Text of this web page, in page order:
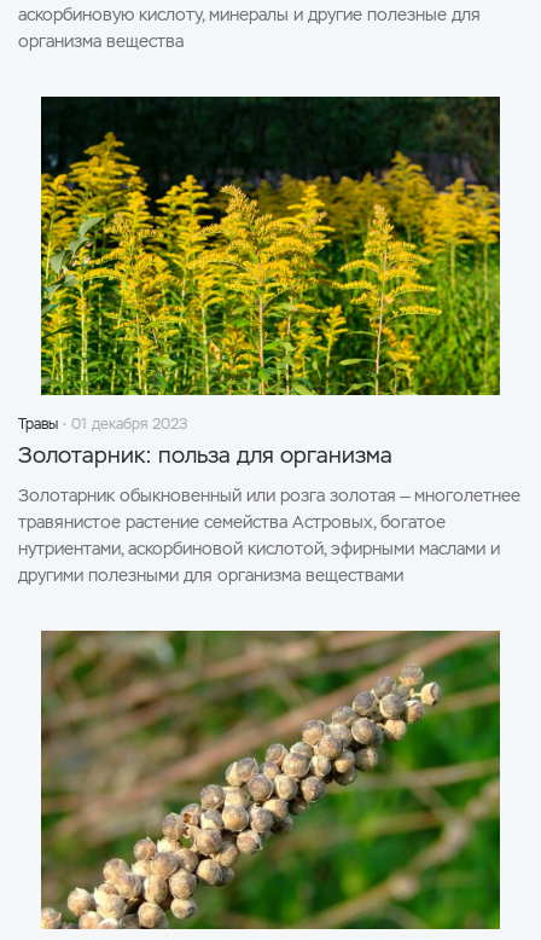
аскорбиновую кислоту, минералы и другие полезные для
организма вещества
Травы 01 декабря 2023
Золотарник: польза для организма
Золотарник обыкновенный или розга золотая — многолетнее
травянистое растение семейства Астровых, богатое
нутриентами, аскорбиновой кислотой, эфирными маслами и
другими полезными для организма веществами